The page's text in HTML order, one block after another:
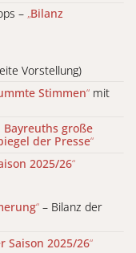
– „Bilanz
Vorstellung)
Stimmen“ mit
Bayreuths große
der Presse“
2025/26“
“ – Bilanz der
Saison 2025/26“